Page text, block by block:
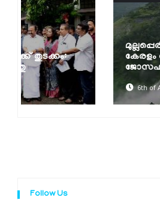
മുല്ലപ്പെരിയാറിൽ
കേരളം
ജോസഫ്
6th of August 2026
Follow Us